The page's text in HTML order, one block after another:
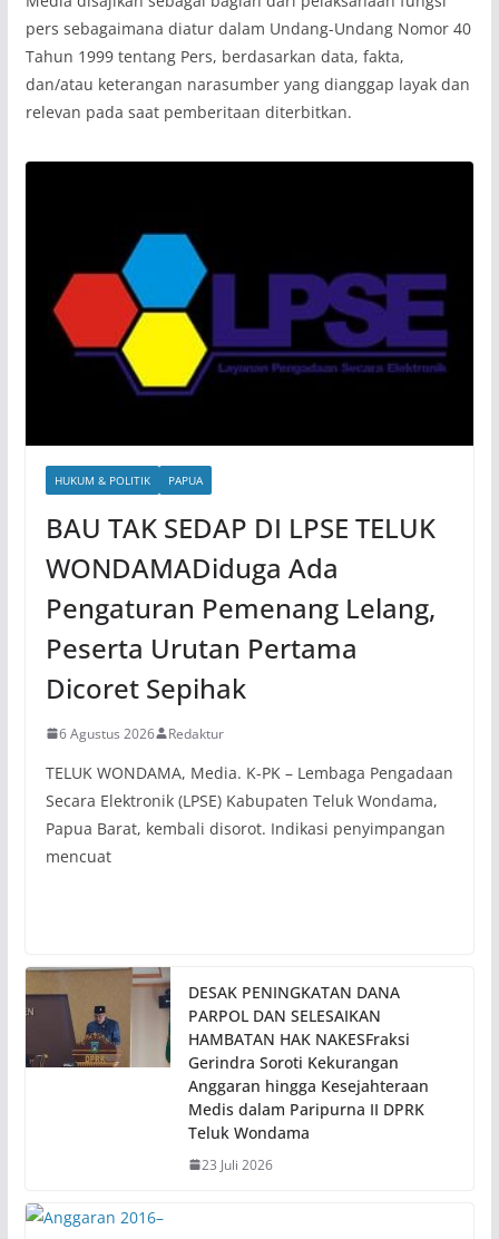
pers sebagaimana diatur dalam Undang-Undang Nomor 40
Tahun 1999 tentang Pers, berdasarkan data, fakta,
dan/atau keterangan narasumber yang dianggap layak dan
relevan pada saat pemberitaan diterbitkan.
HUKUM & POLITIK PAPUA
BAU TAK SEDAP DI LPSE TELUK
WONDAMADiduga Ada
Pengaturan Pemenang Lelang,
Peserta Urutan Pertama
Dicoret Sepihak
6 Agustus 2026 Redaktur
TELUK WONDAMA, Media. K-PK – Lembaga Pengadaan
Secara Elektronik (LPSE) Kabupaten Teluk Wondama,
Papua Barat, kembali disorot. Indikasi penyimpangan
mencuat
DESAK PENINGKATAN DANA
PARPOL DAN SELESAIKAN
HAMBATAN HAK NAKESFraksi
Gerindra Soroti Kekurangan
Anggaran hingga Kesejahteraan
Medis dalam Paripurna II DPRK
Teluk Wondama
23 Juli 2026